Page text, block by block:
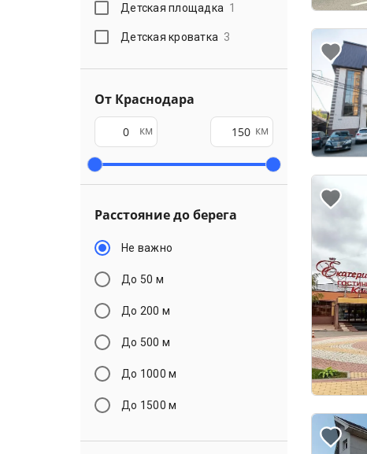
Детская площадка 1
Детская кроватка 3
От Краснодара
км км
Расстояние до берега
Не важно
До 50 м
До 200 м
До 500 м
До 1000 м
До 1500 м